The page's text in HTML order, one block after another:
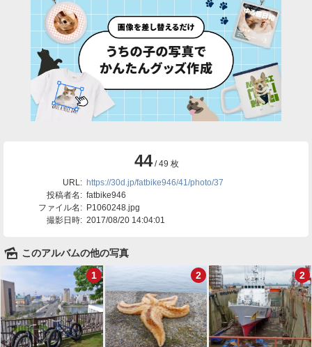
44/ 49 枚
URL: https://30d.jp/fatbike946/41/photo/37
投稿者名: fatbike946
ファイル名: P1060248.jpg
撮影日時: 2017/08/20 14:04:01
🌄 このアルバムの他の写真
1
2 2